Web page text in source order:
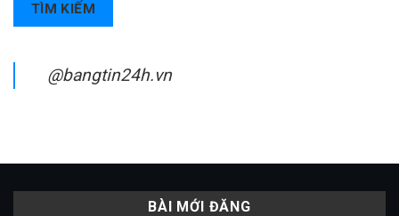
TÌM KIẾM
@bangtin24h.vn
BÀI MỚI ĐĂNG